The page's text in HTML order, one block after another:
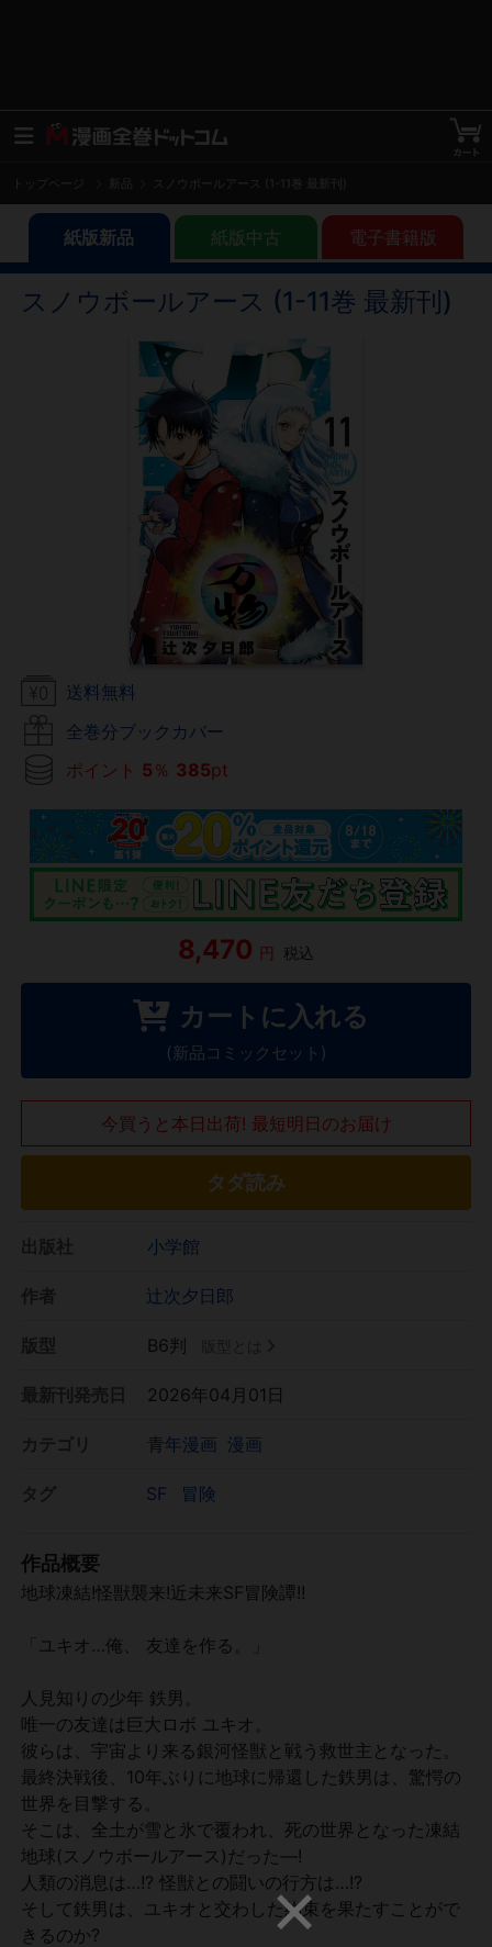
トップページ スノウボールアース (1-11巻 最新刊)
紙版新品 紙版中古 電子書籍版
スノウボールアース (1-11巻 最新刊)
送料無料
全巻分ブックカバー
ポイント 5 ％ 385pt
8,470 円 税込
カートに入れる
(新品コミックセット)
今買うと本日出荷! 最短明日のお届け
タダ読み
小学館
辻次夕日郎
B6判
2026年04月01日
青年漫画 漫画
SF 冒険
作品概要
地球凍結!怪獣襲来!近未来SF冒険譚!!
「ユキオ…俺、 友達を作る。」
人見知りの少年 鉄男。
唯一の友達は巨大ロボ ユキオ。
彼らは、宇宙より来る銀河怪獣と戦う救世主となった。
最終決戦後、10年ぶりに地球に帰還した鉄男は、驚愕の
世界を目撃する。
そこは、全土が雪と氷で覆われ、死の世界となった凍結
地球(スノウボールアース)だった―!
人類の消息は…!? 怪獣との闘いの行方は…!?
そして鉄男は、ユキオと交わした約束を果たすことがで
きるのか?